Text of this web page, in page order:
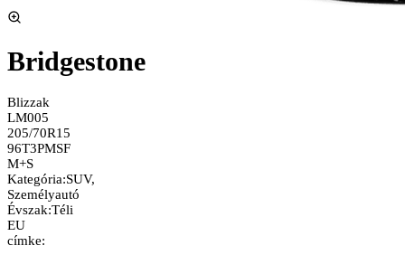
Bridgestone
Blizzak
LM005
205/70R15
96T3PMSF
M+S
Kategória:SUV,
Személyautó
Évszak:Téli
EU
címke: